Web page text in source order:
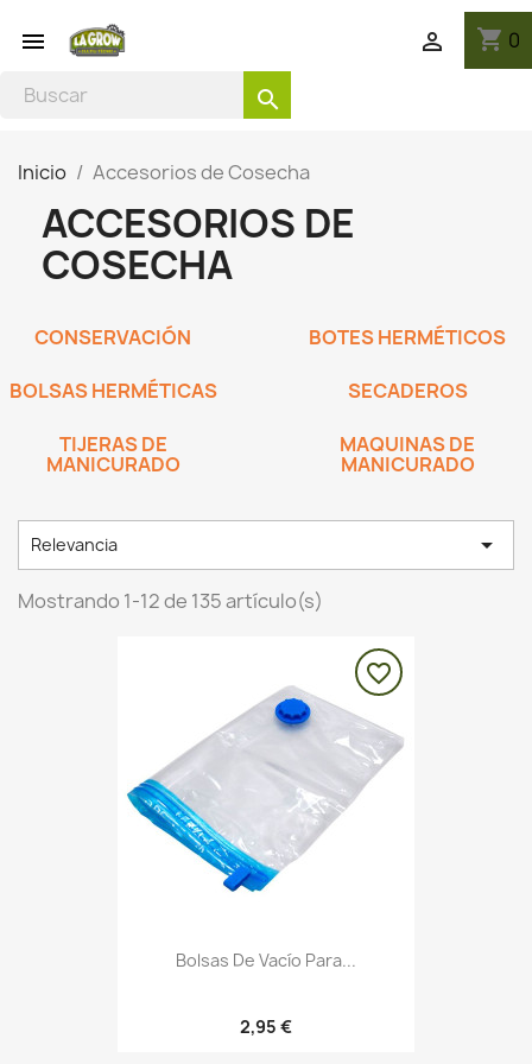
 shopping_cart 0

search
Inicio Accesorios de Cosecha
ACCESORIOS DE
COSECHA
CONSERVACIÓN BOTES HERMÉTICOS
BOLSAS HERMÉTICAS SECADEROS
TIJERAS DE
MANICURADO
MAQUINAS DE
MANICURADO
Relevancia 
Mostrando 1-12 de 135 artículo(s)
Bolsas De Vacío Para...
2,95 €
favorite_border